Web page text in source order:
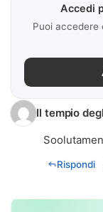
Accedi
Puoi accedere
Il tempio
Rispondi